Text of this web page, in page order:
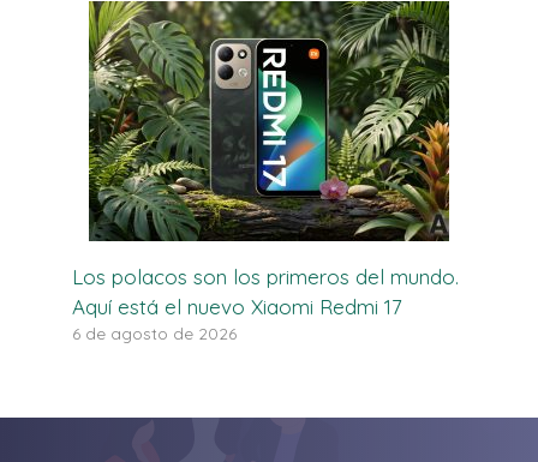
Los polacos son los primeros del mundo.
Aquí está el nuevo Xiaomi Redmi 17
6 de agosto de 2026